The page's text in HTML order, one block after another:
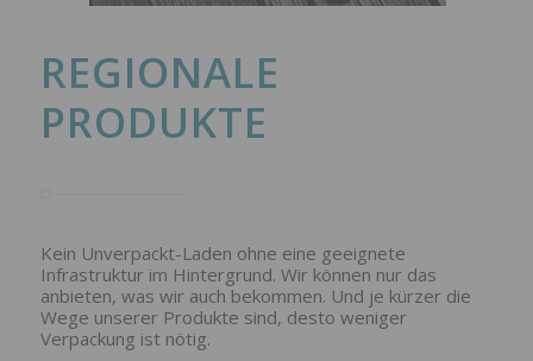
REGIONALE
PRODUKTE
Kein Unverpackt-Laden ohne eine geeignete
Infrastruktur im Hintergrund. Wir können nur das
anbieten, was wir auch bekommen. Und je kürzer die
Wege unserer Produkte sind, desto weniger
Verpackung ist nötig.